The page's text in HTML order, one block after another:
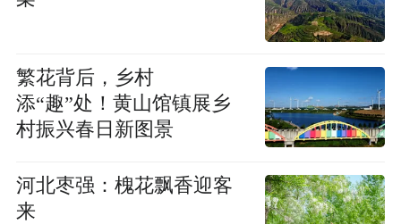
繁花背后，乡村
添“趣”处！黄山馆镇展乡
村振兴春日新图景
河北枣强：槐花飘香迎客
来